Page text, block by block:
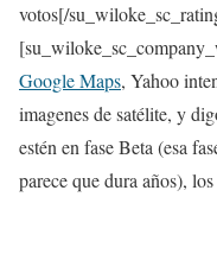
votos[/
Google Maps, Yahoo
imagenes de satélite, y
estén en fase Beta (esa
parece que dura años),